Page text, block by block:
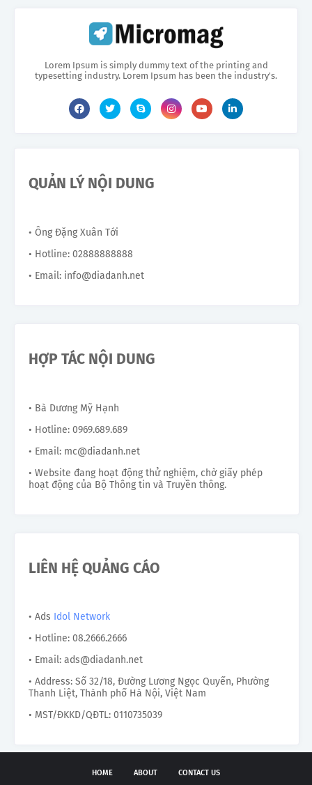
Lorem Ipsum is simply dummy text of the printing and
typesetting industry. Lorem Ipsum has been the industry's.
QUẢN LÝ NỘI DUNG
• Ông Đặng Xuân Tới
• Hotline: 02888888888
• Email: info@diadanh.net
HỢP TÁC NỘI DUNG
• Bà Dương Mỹ Hạnh
• Hotline: 0969.689.689
• Email: mc@diadanh.net
• Website đang hoạt động thử nghiệm, chờ giấy phép
hoạt động của Bộ Thông tin và Truyền thông.
LIÊN HỆ QUẢNG CÁO
• Ads Idol Network
• Hotline: 08.2666.2666
• Email: ads@diadanh.net
• Address: Số 32/18, Đường Lương Ngọc Quyến, Phường
Thanh Liệt, Thành phố Hà Nội, Việt Nam
• MST/ĐKKD/QĐTL: 0110735039
HOME ABOUT CONTACT US